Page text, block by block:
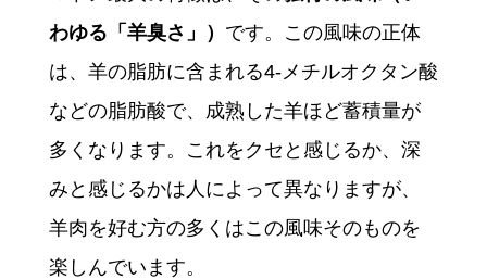
わゆる「羊臭さ」） です。この風味の正体
は、羊の脂肪に含まれる4-メチルオクタン酸
などの脂肪酸で、成熟した羊ほど蓄積量が
多くなります。これをクセと感じるか、深
みと感じるかは人によって異なりますが、
羊肉を好む方の多くはこの風味そのものを
楽しんでいます。